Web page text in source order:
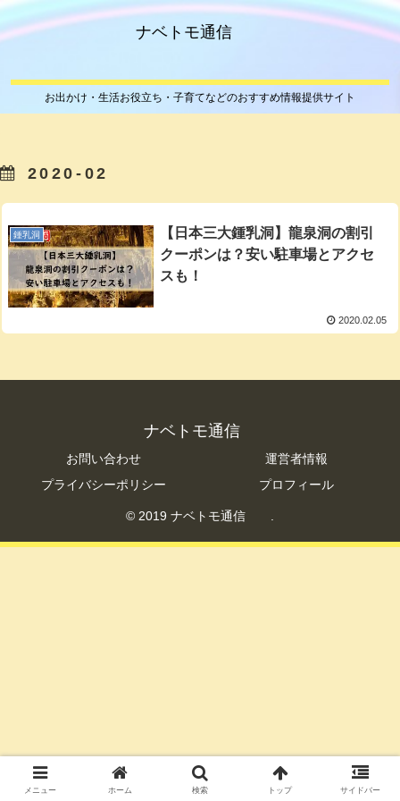
ナベトモ通信
お出かけ・生活お役立ち・子育てなどのおすすめ情報提供サイト
2020-02
鍾乳洞
【日本三大鍾乳洞】龍泉洞の割引
クーポンは？安い駐車場とアクセ
スも！
2020.02.05
ナベトモ通信
お問い合わせ
運営者情報
プライバシーポリシー
プロフィール
© 2019 ナベトモ通信 .
メニュー ホーム 検索 トップ サイドバー